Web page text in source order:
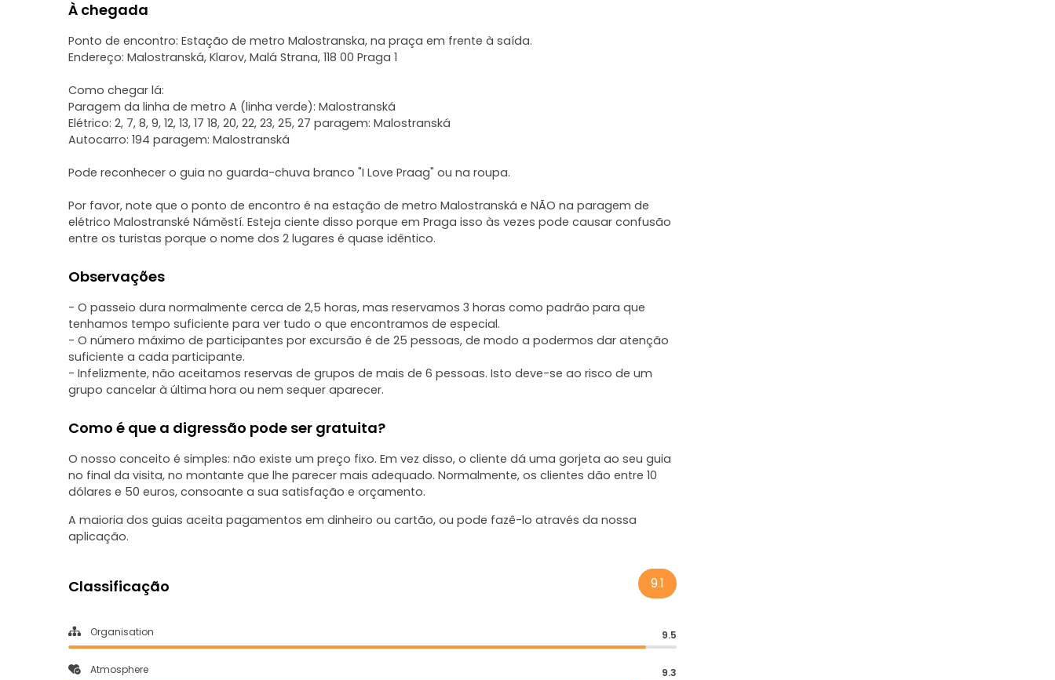
À chegada
Ponto de encontro: Estação de metro Malostranska, na praça em frente à saída.
Endereço: Malostranská, Klarov, Malá Strana, 118 00 Praga 1
Como chegar lá:
Paragem da linha de metro A (linha verde): Malostranská
Elétrico: 2, 7, 8, 9, 12, 13, 17 18, 20, 22, 23, 25, 27 paragem: Malostranská
Autocarro: 194 paragem: Malostranská
Pode reconhecer o guia no guarda-chuva branco "I Love Praag" ou na roupa.
Por favor, note que o ponto de encontro é na estação de metro Malostranská e NÃO na paragem de
elétrico Malostranské Náměstí. Esteja ciente disso porque em Praga isso às vezes pode causar confusão
entre os turistas porque o nome dos 2 lugares é quase idêntico.
Observações
- O passeio dura normalmente cerca de 2,5 horas, mas reservamos 3 horas como padrão para que
tenhamos tempo suficiente para ver tudo o que encontramos de especial.
- O número máximo de participantes por excursão é de 25 pessoas, de modo a podermos dar atenção
suficiente a cada participante.
- Infelizmente, não aceitamos reservas de grupos de mais de 6 pessoas. Isto deve-se ao risco de um
grupo cancelar à última hora ou nem sequer aparecer.
Como é que a digressão pode ser gratuita?
O nosso conceito é simples: não existe um preço fixo. Em vez disso, o cliente dá uma gorjeta ao seu guia
no final da visita, no montante que lhe parecer mais adequado. Normalmente, os clientes dão entre 10
dólares e 50 euros, consoante a sua satisfação e orçamento.
A maioria dos guias aceita pagamentos em dinheiro ou cartão, ou pode fazê-lo através da nossa
aplicação.
Classificação 9.1
Organisation 9.5
Atmosphere 9.3